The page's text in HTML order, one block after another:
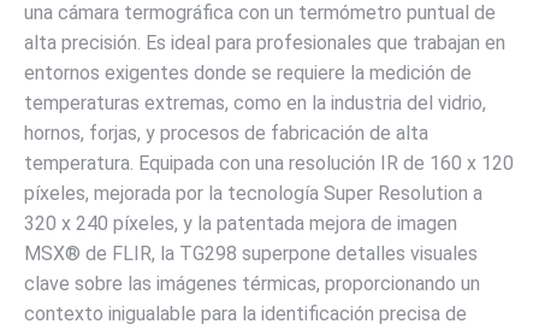
una cámara termográfica con un termómetro puntual de
alta precisión. Es ideal para profesionales que trabajan en
entornos exigentes donde se requiere la medición de
temperaturas extremas, como en la industria del vidrio,
hornos, forjas, y procesos de fabricación de alta
temperatura. Equipada con una resolución IR de 160 x 120
píxeles, mejorada por la tecnología Super Resolution a
320 x 240 píxeles, y la patentada mejora de imagen
MSX® de FLIR, la TG298 superpone detalles visuales
clave sobre las imágenes térmicas, proporcionando un
contexto inigualable para la identificación precisa de